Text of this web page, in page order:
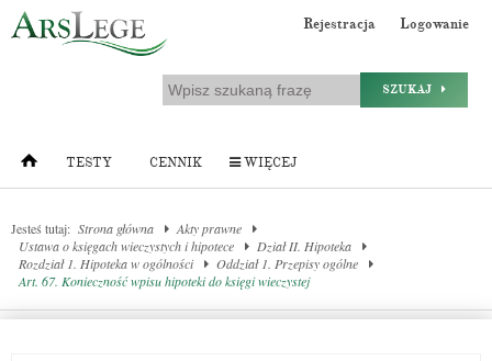
Rejestracja Logowanie
SZUKAJ
TESTY CENNIK WIĘCEJ
Jesteś tutaj: Strona główna
Akty prawne
Ustawa o księgach wieczystych i hipotece
Dział II. Hipoteka
Rozdział 1. Hipoteka w ogólności
Oddział 1. Przepisy ogólne
Art. 67. Konieczność wpisu hipoteki do księgi wieczystej